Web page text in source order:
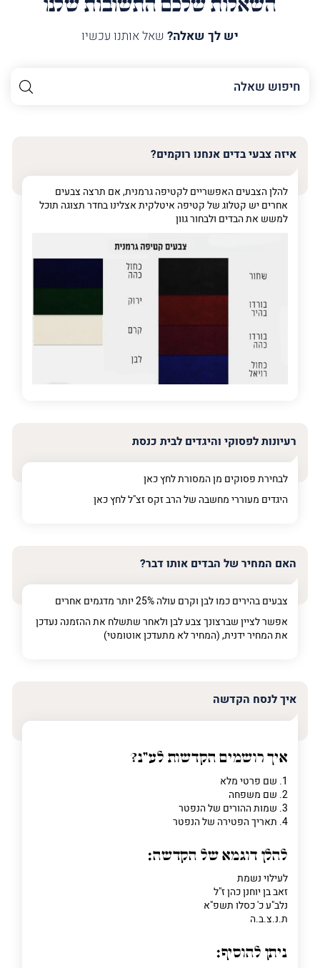
השאלות שלכם התשובות שלנו
יש לך שאלה? שאל אותנו עכשיו
השם
שלך
טלפון (חובה)
פרט על מה מדובר
איזה צבעי בדים אנחנו רוקמים?
להלן הצבעים האפשריים לקטיפה גרמנית, אם תרצה צבעים
אחרים יש קטלוג של קטיפה איטלקית אצלינו בחדר תצוגה תוכל
למשש את הבדים ולבחור גוון
רעיונות לפסוקי והיגדים לבית כנסת
לבחירת פסוקים מן המסורת לחץכאן
היגדים מעוררי מחשבה של הרב זקס זצ"ל לחץכאן
האם המחיר של הבדים אותו דבר?
צבעים בהירים כמו לבן וקרם עולה 25% יותר מדגמים אחרים
אפשר לציין שברצונך צבע לבן ולאחר שתשלח את ההזמנה נעדכן
את המחיר ידנית, (המחיר לא מתעדכן אוטומטי)
איך לנסח הקדשה
איך רושמים הקדשות לע"נ?
1. שם פרטי מלא
2. שם משפחה
3. שמות ההורים של הנפטר
4. תאריך הפטירה של הנפטר
להלן דוגמא של הקדשה:
לעילוי נשמת
זאב בן יוחנן כהן ז"ל
נלב"ע כ' כסלו תשפ"א
ת.נ.צ.ב.ה
ניתן להוסיף: